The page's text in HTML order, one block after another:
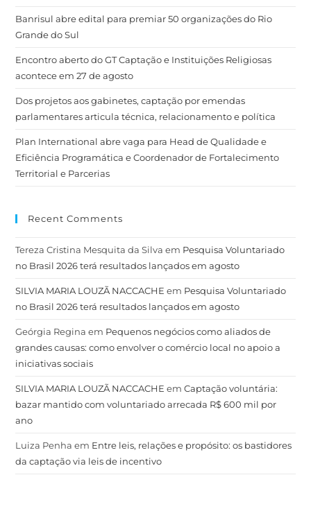
Banrisul abre edital para premiar 50 organizações do Rio
Grande do Sul
Encontro aberto do GT Captação e Instituições Religiosas
acontece em 27 de agosto
Dos projetos aos gabinetes, captação por emendas
parlamentares articula técnica, relacionamento e política
Plan International abre vaga para Head de Qualidade e
Eficiência Programática e Coordenador de Fortalecimento
Territorial e Parcerias
Recent Comments
Tereza Cristina Mesquita da Silva em Pesquisa Voluntariado
no Brasil 2026 terá resultados lançados em agosto
SILVIA MARIA LOUZÃ NACCACHE em Pesquisa Voluntariado
no Brasil 2026 terá resultados lançados em agosto
Geórgia Regina em Pequenos negócios como aliados de
grandes causas: como envolver o comércio local no apoio a
iniciativas sociais
SILVIA MARIA LOUZÃ NACCACHE emCaptação voluntária:
bazar mantido com voluntariado arrecada R$ 600 mil por
ano
Luiza Penha em Entre leis, relações e propósito: os bastidores
da captação via leis de incentivo